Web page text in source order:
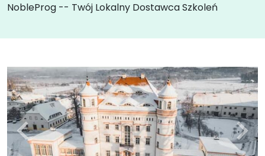
NobleProg -- Twój Lokalny Dostawca Szkoleń